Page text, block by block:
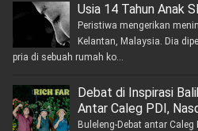
Usia 14 Tahun Anak
Peristiwa mengerikan
Kelantan, Malaysia. Dia
pria di sebuah rumah ko...
Debat di Inspirasi
Antar Caleg PDI,
Buleleng-Debat antar